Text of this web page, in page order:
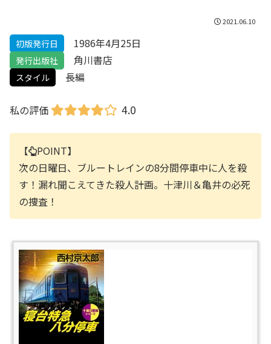
2021.06.10
初版発行日 1986年4月25日
発行出版社 角川書店
スタイル 長編
私の評価 4.0
【
POINT】
次の日曜日、ブルートレインの8分間停車中に人を殺
す！漏れ聞こえてきた殺人計画。十津川＆亀井の必死
の捜査！